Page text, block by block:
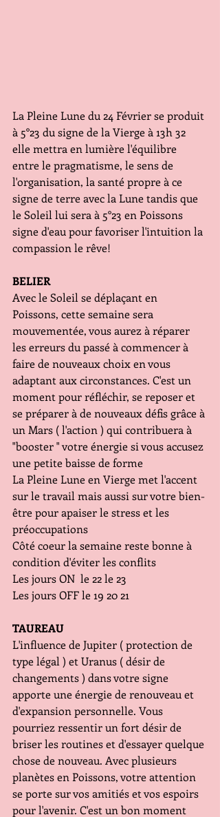
La Pleine Lune du 24 Février se produit
à 5°23 du signe de la Vierge à 13h 32
elle mettra en lumière l'équilibre
entre le pragmatisme, le sens de
l'organisation, la santé propre à ce
signe de terre avec la Lune tandis que
le Soleil lui sera à 5°23 en Poissons
signe d'eau pour favoriser l'intuition la
compassion le rêve!
BELIER
Avec le Soleil se déplaçant en
Poissons, cette semaine sera
mouvementée, vous aurez à réparer
les erreurs du passé à commencer à
faire de nouveaux choix en vous
adaptant aux circonstances. C'est un
moment pour réfléchir, se reposer et
se préparer à de nouveaux défis grâce à
un Mars ( l'action ) qui contribuera à
"booster " votre énergie si vous accusez
une petite baisse de forme
La Pleine Lune en Vierge met l'accent
sur le travail mais aussi sur votre bien-
être pour apaiser le stress et les
préoccupations
Côté coeur la semaine reste bonne à
condition d'éviter les conflits
Les jours ON  le 22 le 23
Les jours OFF le 19 20 21
TAUREAU
L'influence de Jupiter ( protection de
type légal ) et Uranus ( désir de
changements ) dans votre signe
apporte une énergie de renouveau et
d'expansion personnelle. Vous
pourriez ressentir un fort désir de
briser les routines et d'essayer quelque
chose de nouveau. Avec plusieurs
planètes en Poissons, votre attention
se porte sur vos amitiés et vos espoirs
pour l'avenir. C'est un bon moment